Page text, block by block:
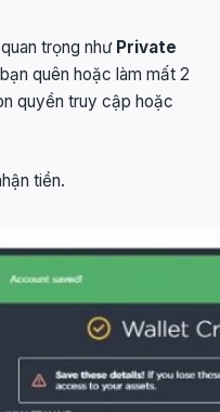
trọng như Private
quên hoặc làm mất 2
quyền truy cập hoặc
tiền.